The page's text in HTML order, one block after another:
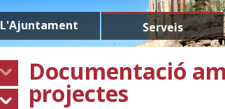
L'Ajuntament Serveis
Documentació
projectes